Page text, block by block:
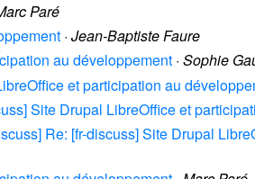
Paré
· Jean-Baptiste Faure
au développement · Sophie
et participation au
Site Drupal LibreOffice et
Re: [fr-discuss] Site Drupal